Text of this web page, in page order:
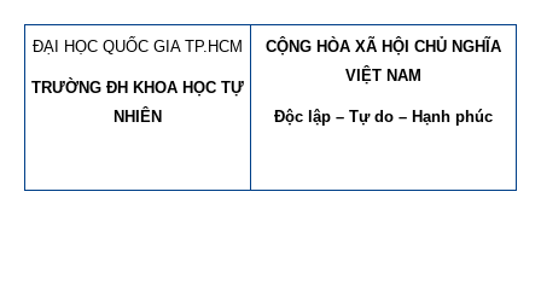
ĐẠI HỌC QUỐC GIA TP.HCM
TRƯỜNG ĐH KHOA HỌC TỰ
NHIÊN
CỘNG HÒA XÃ HỘI CHỦ NGHĨA
VIỆT NAM
Độc lập – Tự do – Hạnh phúc